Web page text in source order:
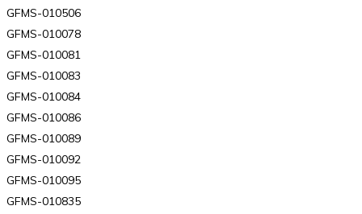
GFMS-010506
GFMS-010078
GFMS-010081
GFMS-010083
GFMS-010084
GFMS-010086
GFMS-010089
GFMS-010092
GFMS-010095
GFMS-010835